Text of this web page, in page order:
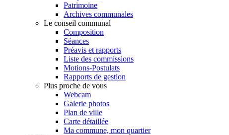
Patrimoine
Archives communales
Le conseil communal
Composition
Séances
Préavis et rapports
Liste des commissions
Motions-Postulats
Rapports de gestion
Plus proche de vous
Webcam
Galerie photos
Plan de ville
Carte détaillée
Ma commune, mon quartier